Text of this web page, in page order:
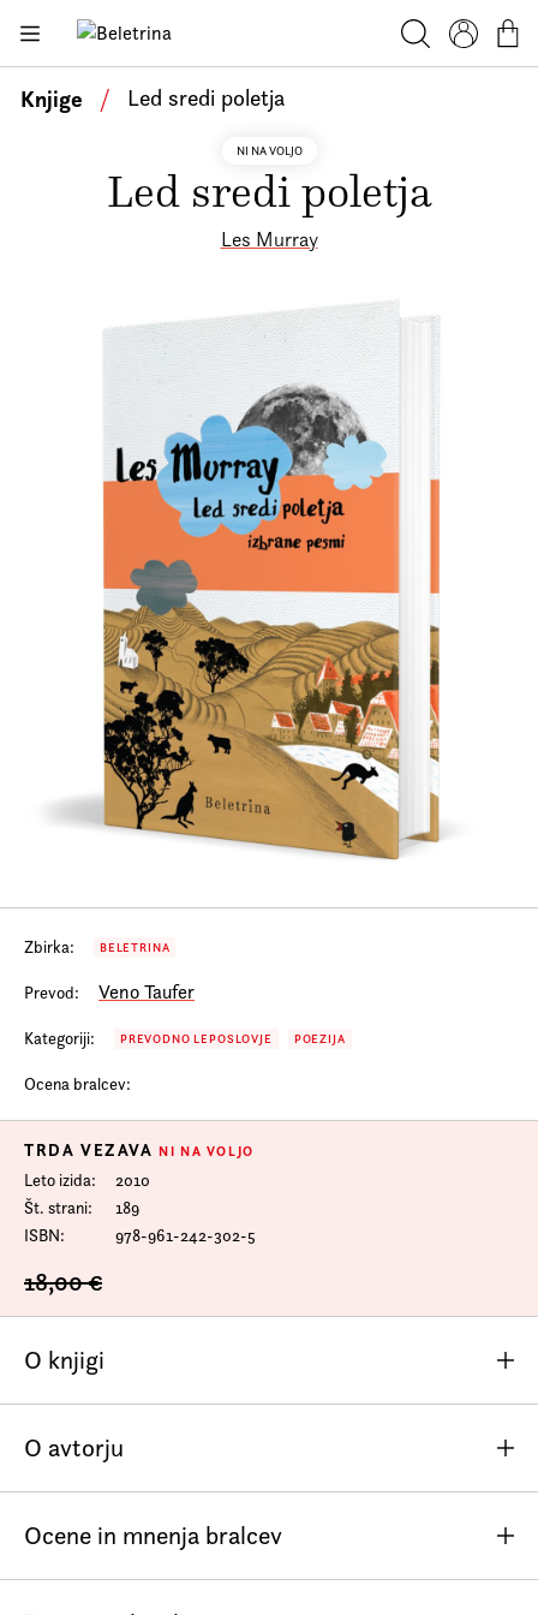
Beletrina
Knjige
Avtorji
Podkasti
Beletrinini projekti
Prijava na e-novice
Foreign Rights
Knjige / Led sredi poletja
NI NA VOLJO
Led sredi poletja
Les Murray
Zbirka: BELETRINA
Prevod: Veno Taufer
Kategoriji: PREVODNO LEPOSLOVJE POEZIJA
Ocena bralcev:
TRDA VEZAVANI NA VOLJO
Leto izida
2010
Št. strani
189
ISBN
978-961-242-302-5
18,00 €
O knjigi
Lesa Murrayja navdihujejo nostalgija za mladostjo na
deželi, za skrivnostmi in vrednotami življenja, sprotna
doživljanja dogajanja v njegovi deželi ali odmevi z
različnih strani sveta. Pestrost motivov in tém pesmi, iz
katerih nemalokrat diha močan socialni čut, je vir
priljubljenosti tega pesnika. Prepričljiv čar je
O avtorju
Ocene in mnenja bralcev